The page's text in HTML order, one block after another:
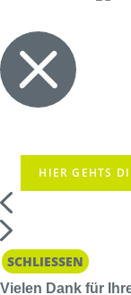
HIER GEHTS
SCHLIESSEN
Vielen Dank für